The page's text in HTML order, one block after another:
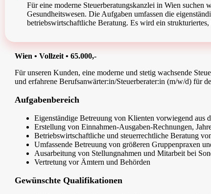
Für eine moderne Steuerberatungskanzlei in Wien
Gesundheitswesen. Die Aufgaben umfassen die
betriebswirtschaftliche Beratung. Es wird ein
Wien • Vollzeit • 65.000,-
Für unseren Kunden, eine moderne und stetig wachsende
und erfahrene Berufsanwärter:in/Steuerberater:in (m/w/d) für
Aufgabenbereich
Eigenständige Betreuung von Klienten vorwiegend aus
Erstellung von Einnahmen-Ausgaben-Rechnungen,
Betriebswirtschaftliche und steuerrechtliche Beratung
Umfassende Betreuung von größeren Gruppenpraxen
Ausarbeitung von Stellungnahmen und Mitarbeit bei
Vertretung vor Ämtern und Behörden
Gewünschte Qualifikationen